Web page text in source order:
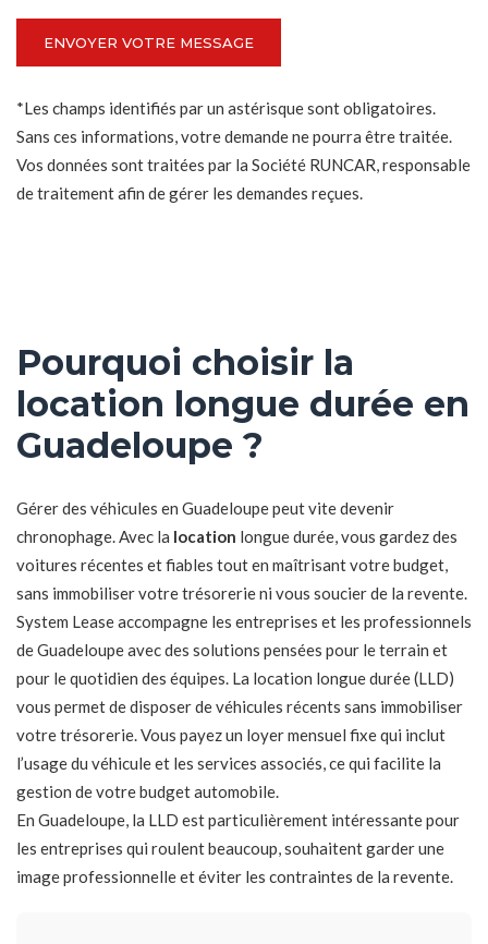
ENVOYER VOTRE MESSAGE
*Les champs identifiés par un astérisque sont obligatoires.
Sans ces informations, votre demande ne pourra être traitée.
Vos données sont traitées par la Société RUNCAR, responsable
de traitement afin de gérer les demandes reçues.
Pourquoi choisir la
location longue durée en
Guadeloupe ?
Gérer des véhicules en Guadeloupe peut vite devenir
chronophage. Avec la location longue durée, vous gardez des
voitures récentes et fiables tout en maîtrisant votre budget,
sans immobiliser votre trésorerie ni vous soucier de la revente.
System Lease accompagne les entreprises et les professionnels
de Guadeloupe avec des solutions pensées pour le terrain et
pour le quotidien des équipes. La location longue durée (LLD)
vous permet de disposer de véhicules récents sans immobiliser
votre trésorerie. Vous payez un loyer mensuel fixe qui inclut
l’usage du véhicule et les services associés, ce qui facilite la
gestion de votre budget automobile.
En Guadeloupe, la LLD est particulièrement intéressante pour
les entreprises qui roulent beaucoup, souhaitent garder une
image professionnelle et éviter les contraintes de la revente.